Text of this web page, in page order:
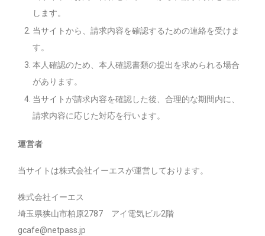
します。
当サイトから、請求内容を確認するための連絡を受けま
す。
本人確認のため、本人確認書類の提出を求められる場合
があります。
当サイトが請求内容を確認した後、合理的な期間内に、
請求内容に応じた対応を行います。
運営者
当サイトは株式会社イーエスが運営しております。
株式会社イーエス
埼玉県狭山市柏原2787 アイ電気ビル2階
gcafe@netpass.jp